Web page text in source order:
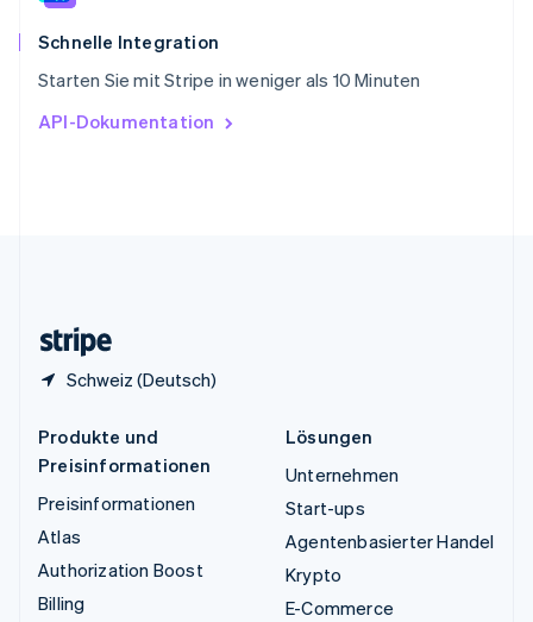
Schnelle Integration
Starten Sie mit Stripe in weniger als 10 Minuten
API-Dokumentation
Schweiz (Deutsch)
Thailand
ไทยEnglish
English
English
Produkte und
Preisinformationen
Preisinformationen
Atlas
Authorization Boost
Billing
Lösungen
Unternehmen
Start-ups
Agentenbasierter Handel
Krypto
E-Commerce